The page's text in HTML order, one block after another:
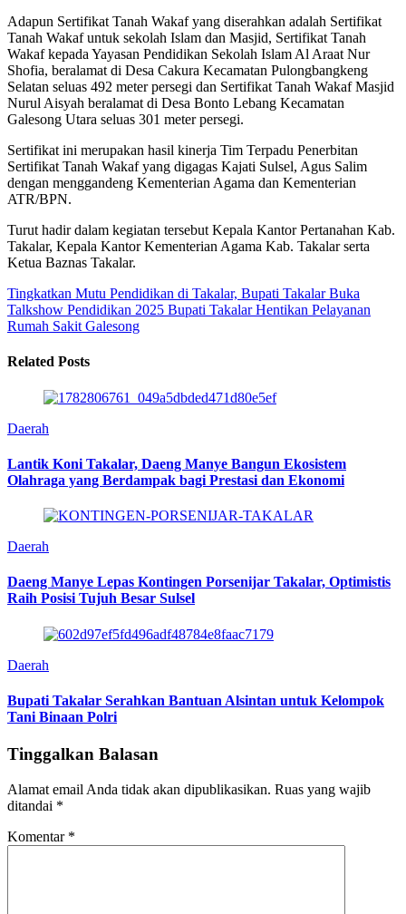
Adapun Sertifikat Tanah Wakaf yang diserahkan adalah Sertifikat
Tanah Wakaf untuk sekolah Islam dan Masjid, Sertifikat Tanah
Wakaf kepada Yayasan Pendidikan Sekolah Islam Al Araat Nur
Shofia, beralamat di Desa Cakura Kecamatan Pulongbangkeng
Selatan seluas 492 meter persegi dan Sertifikat Tanah Wakaf Masjid
Nurul Aisyah beralamat di Desa Bonto Lebang Kecamatan
Galesong Utara seluas 301 meter persegi.
Sertifikat ini merupakan hasil kinerja Tim Terpadu Penerbitan
Sertifikat Tanah Wakaf yang digagas Kajati Sulsel, Agus Salim
dengan menggandeng Kementerian Agama dan Kementerian
ATR/BPN.
Turut hadir dalam kegiatan tersebut Kepala Kantor Pertanahan Kab.
Takalar, Kepala Kantor Kementerian Agama Kab. Takalar serta
Ketua Baznas Takalar.
Tingkatkan Mutu Pendidikan di Takalar, Bupati Takalar Buka
Talkshow Pendidikan 2025 Bupati Takalar Hentikan Pelayanan
Rumah Sakit Galesong
Related Posts
Daerah
Lantik Koni Takalar, Daeng Manye Bangun Ekosistem
Olahraga yang Berdampak bagi Prestasi dan Ekonomi
Daerah
Daeng Manye Lepas Kontingen Porsenijar Takalar, Optimistis
Raih Posisi Tujuh Besar Sulsel
Daerah
Bupati Takalar Serahkan Bantuan Alsintan untuk Kelompok
Tani Binaan Polri
Tinggalkan Balasan
Alamat email Anda tidak akan dipublikasikan. Ruas yang wajib
ditandai *
Komentar *